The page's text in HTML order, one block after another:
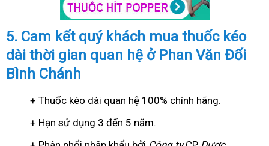
5. Cam kết quý khách mua thuốc kéo
dài thời gian quan hệ ở Phan Văn Đối
Bình Chánh
+ Thuốc kéo dài quan hệ 100% chính hãng.
+ Hạn sử dụng 3 đến 5 năm.